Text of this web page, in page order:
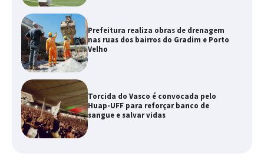
Prefeitura realiza obras de drenagem
nas ruas dos bairros do Gradim e Porto
Velho
Torcida do Vasco é convocada pelo
Huap-UFF para reforçar banco de
sangue e salvar vidas